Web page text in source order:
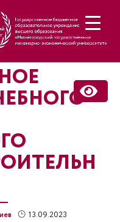
13.09.2023